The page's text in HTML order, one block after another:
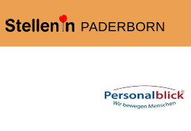
PADERBORN